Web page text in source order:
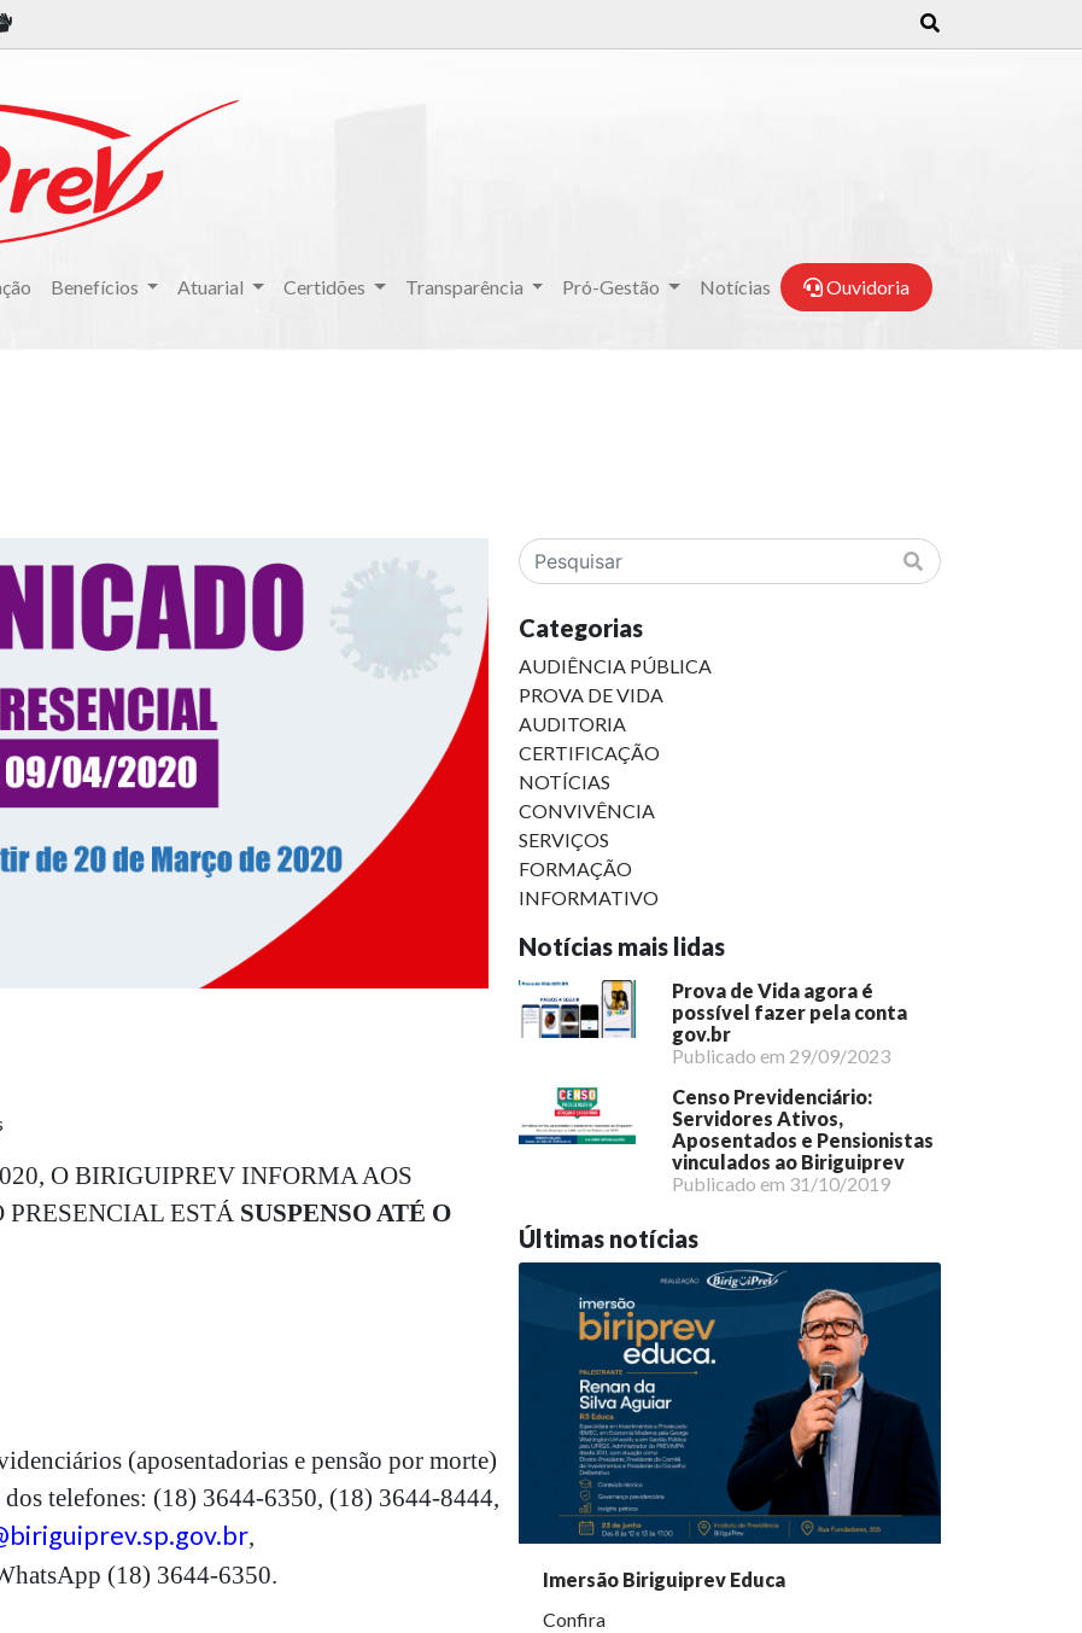
Benefícios Atuarial Certidões Transparência Pró-Gestão Notícias Ouvidoria
O BIRIGUIPREV INFORMA AOS
PRESENCIAL ESTÁ SUSPENSO ATÉ O
(aposentadorias e pensão por morte)
dos telefones: (18) 3644-6350, (18) 3644-8444,
,
(18) 3644-6350.
Categorias
AUDIÊNCIA PÚBLICA
PROVA DE VIDA
AUDITORIA
CERTIFICAÇÃO
NOTÍCIAS
CONVIVÊNCIA
SERVIÇOS
FORMAÇÃO
INFORMATIVO
Notícias mais lidas
Prova de Vida agora é
possível fazer pela conta
gov.br
Publicado em 29/09/2023
Censo Previdenciário:
Servidores Ativos,
Aposentados e Pensionistas
vinculados ao Biriguiprev
Publicado em 31/10/2019
Últimas notícias
Imersão Biriguiprev Educa
Confira